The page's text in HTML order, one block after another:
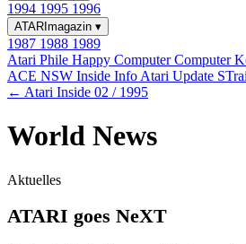
1994 1995 1996
ATARImagazin ▾
1987 1988 1989
Atari Phile Happy ComputerComputer
ACE NSW Inside Info Atari Update
← Atari Inside 02 / 1995
World News
Aktuelles
ATARI goes NeXT